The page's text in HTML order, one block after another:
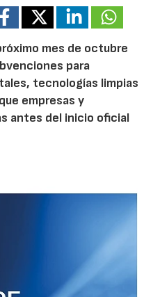
mes de octubre
para
tecnologías limpias
empresas y
antes del inicio oficial